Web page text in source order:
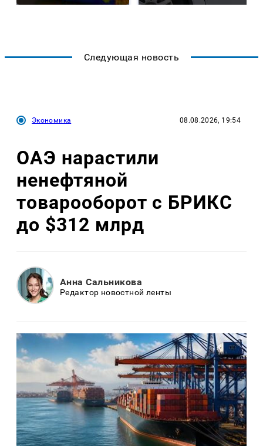
Следующая новость
Экономика 08.08.2026, 19:54
ОАЭ нарастили
ненефтяной
товарооборот с БРИКС
до $312 млрд
Анна Сальникова
Редактор новостной ленты